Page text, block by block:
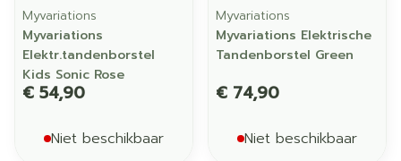
Myvariations
Myvariations
Elektr.tandenborstel
Kids Sonic Rose
€ 54,90
Niet beschikbaar
Myvariations
Myvariations Elektrische
Tandenborstel Green
€ 74,90
Niet beschikbaar